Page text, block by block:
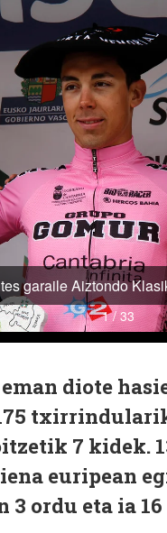
diote
7 kidek.
euripean
3 ordu eta ia